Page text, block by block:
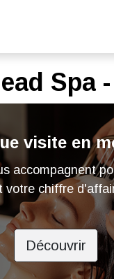
Spa
visite en
accompagnent
votre chiffre
Découvrir